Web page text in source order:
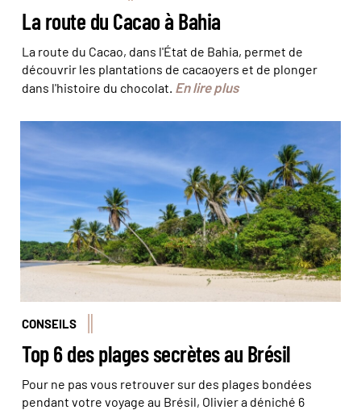
La route du Cacao à Bahia
La route du Cacao, dans l'État de Bahia, permet de
découvrir les plantations de cacaoyers et de plonger
dans l'histoire du chocolat. En lire plus
Boipeda, belle île en mer © Kovgabor79 / fotolia.com
CONSEILS
Top 6 des plages secrètes au Brésil
Pour ne pas vous retrouver sur des plages bondées
pendant votre voyage au Brésil, Olivier a déniché 6